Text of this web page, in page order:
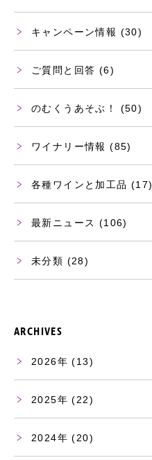
キャンペーン情報 (30)
ご質問と回答 (6)
のむくうあそぶ！ (50)
ワイナリー情報 (85)
各種ワインと加工品 (17)
最新ニュース (106)
未分類 (28)
ARCHIVES
2026 (13)
2025 (22)
2024 (20)